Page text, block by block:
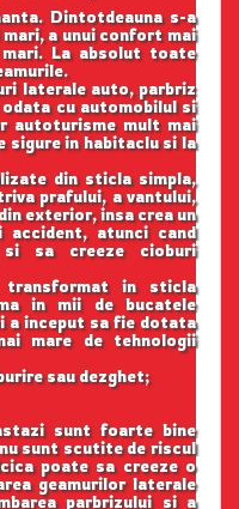
Dintotdeauna s-a
a unui confort mai
La absolut toate
laterale auto, parbriz
cu automobilul si
autoturisme mult mai
sigure in habitaclu si la
din sticla simpla,
prafului, a vantului,
exterior, insa crea un
accident, atunci cand
sa creeze cioburi
in sticla
in mii de bucatele
a inceput sa fie dotata
mare de tehnologii
sau dezghet;
sunt foarte bine
sunt scutite de riscul
poate sa creeze o
geamurilor laterale
parbrizului si a